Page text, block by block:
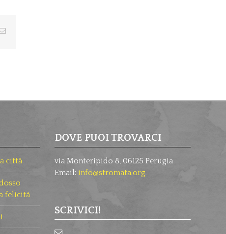
Email
città
felicità
DOVE PUOI TROVARCI
via Monteripido 8, 06125 Perugia
Email: info@stromata.org
SCRIVICI!